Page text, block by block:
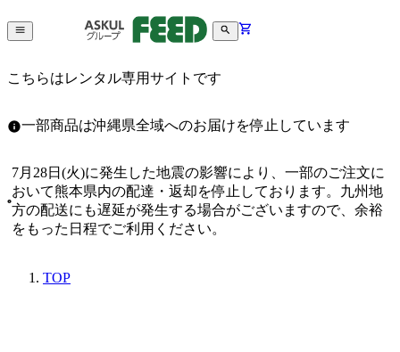
こちらはレンタル専用サイトです
一部商品は沖縄県全域へのお届けを停止しています
7月28日(火)に発生した地震の影響により、一部のご注文に
おいて熊本県内の配達・返却を停止しております。九州地
方の配送にも遅延が発生する場合がございますので、余裕
をもった日程でご利用ください。
TOP